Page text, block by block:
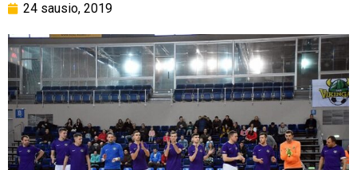
24 sausio, 2019